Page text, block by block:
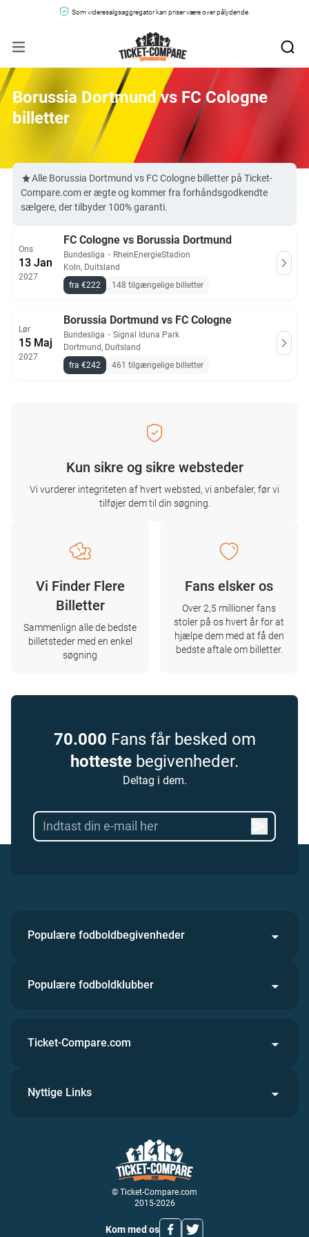
Som videresalgsaggregator kan priser være over pålydende.
Borussia Dortmund vs FC Cologne
billetter
Alle Borussia Dortmund vs FC Cologne billetter på Ticket-
Compare.com er ægte og kommer fra forhåndsgodkendte
sælgere, der tilbyder 100% garanti.
Ons
13 Jan
2027
FC Cologne vs Borussia Dortmund
Bundesliga ・ RheinEnergieStadion
Koln, Duitsland
fra €222
148 tilgængelige billetter
Lør
15 Maj
2027
Borussia Dortmund vs FC Cologne
Bundesliga ・ Signal Iduna Park
Dortmund, Duitsland
fra €242
461 tilgængelige billetter
Kun sikre og sikre websteder
Vi vurderer integriteten af ​​hvert websted, vi anbefaler, før vi
tilføjer dem til din søgning.
Vi Finder Flere
Billetter
Sammenlign alle de bedste
billetsteder med en enkel
søgning
Fans elsker os
Over 2,5 millioner fans
stoler på os hvert år for at
hjælpe dem med at få den
bedste aftale om billetter.
70.000 Fans får besked om
hotteste begivenheder.
Deltag i dem.
Populære fodboldbegivenheder
Populære fodboldklubber
© Ticket-Compare.com
2015-2026
Kom med os
Ticket-Compare.com
Nyttige Links